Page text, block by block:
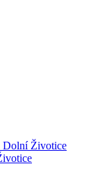
Dolní Životice